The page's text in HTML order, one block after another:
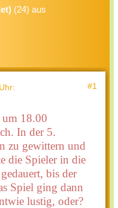
(24) aus
: #1
18.00
In der 5.
zu gewittern und
die Spieler in die
bis der
Spiel ging dann
lustig, oder?